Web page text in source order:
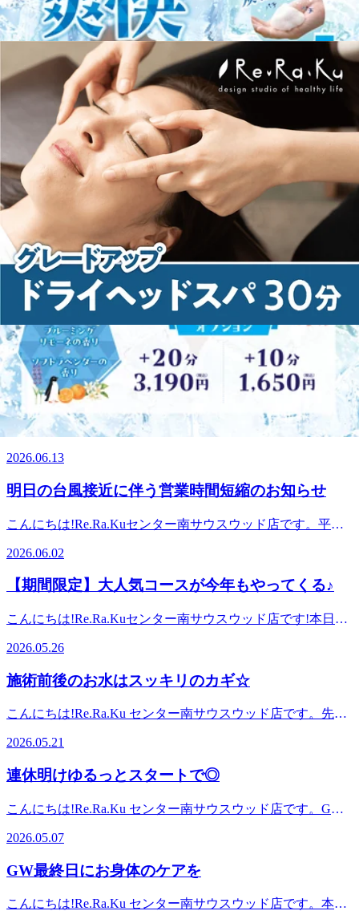
WEB予約する
電話予約する045-500-9336
最近のブログ
【7/30、7/31】営業時間変更のお知らせ
こんにちは。Re.Ra.Ku センター南サウスウッド店です。平
素より当店をご愛顧いただきありがとうございます。
7/30(木)、7/31(金)はスタッフの体調不良により、12:00からの
営業とさせていただくことになりました。皆様には大変ご迷
惑をおかけしますが、ご理解賜りますようお願い申し上げま
す。また、ご予約はネットから24時間承ることが可能です。
空き状況の確認と合わせてご利用ください。明日も皆様のご
来店を心よりお待ちしております。直近の予約状況は、土日
祝が特に人気です!平日も埋まりやすい時間帯はありますが
比較的空きがあります!※ご予約状況は変わることがありま
す。お気軽にお電話でお問い合わせください。リラクゼーシ
ョンスタジオマッサージ・整体ファンにも気持ちいいと大好
評!話題のオリジナル「肩甲骨ストレッチ付ボディケア」で
健康のための“予防”のボディケア始めませんか?≪アクセス
≫最寄駅:横浜市営地下鉄ブルーライン/グリーンライン セン
ター南駅センター北駅、あざみ野駅、中山駅、仲町台駅、日
吉駅からもアクセスしやすい!≪場所≫センター南駅1番出口
から徒歩1分!横浜市都筑区茅ケ崎中央6-1Southwood(サウスウ
2026.07.28
暑くなってきましたね～
こんにちは!Re.Ra.Kuセンター南サウスウッド店です!そろそ
ろ梅雨明けして夏に移りそうな暑さですね。蒸し暑くてうち
では常にエアコンつけっぱなしです～（電気代が怖いで
す…）ただ身体が冷えると血行不良になったりつりやすくな
ったりと不調が出やすくなるのでうまくエアコンを活用して
快適に過ごしていきたいところですね♪涼しいお部屋でじっ
としてると身体も固まりますので適度にストレッチや身体を
動かしてみてくださいね～～！本日も皆様のご来店をスタッ
フ一同心よりお待ちしております。直近の予約状況は、土日
祝が特に人気です!平日も埋まりやすい時間帯はありますが
比較的空きがあります!※ご予約状況は変わることがありま
す。お気軽にお電話でお問い合わせください。リラクゼーシ
ョンスタジオマッサージ・整体ファンにも気持ちいいと大好
評!話題のオリジナル「肩甲骨ストレッチ付ボディケア」で
≫最寄駅:横浜市営地下鉄ブルーライン/グリーンライン セン
吉駅からもアクセスしやすい!≪場所≫センター南駅1番出口
ッド)3Fお気軽にご来店ください。
2026.07.19
8/19(水)の営業時間について
Re.Ra.Kuセンター南サウスウッド店です。平素より当店をご
愛顧いただきありがとうございます。8/19(水)の営業時間を
下記の通りに変更させていただきます。10:00～21:00→10:00
～17:00皆様にご迷惑をおかけしますが、ご理解賜りますよ
うお願い申し上げます。また、ご予約はネットから24時間承
ることが可能です。空き状況の確認と合わせてご利用くださ
い。明日以降のご来店をスタッフ一同心よりお待ちしており
ます。直近の予約状況は、土日祝が特に人気です!平日も埋
予約状況は変わることがあります。お気軽にお電話でお問い
合わせください。リラクゼーションスタジオマッサージ・整
体ファンにも気持ちいいと大好評!話題のオリジナル「肩甲
ケア始めませんか?≪アクセス≫最寄駅:横浜市営地下鉄ブル
み野駅、中山駅、仲町台駅、日吉駅からもアクセスしやす
茅ケ崎中央6-1Southwood(サウスウッド)3Fお気軽にご来店く
2026.07.16
本格的な夏の前に身体メンテナンスしませんか？
こんにちは!Re.Ra.Kuセンター南サウスウッド店です!梅雨入
が続くと思うので、今のうちから身体のコンディションを整
えて過ごせるとよいですね♪最近は、エアコンがついている
ところもあるし、室内外の温度差で身体が冷えていません
くいといった不調につながることもあります。お疲れや不調
を感じる前からケアをすることがおススメです☆夏を快適に
過ごせるように、今から身体のケアを始めてみませんか？本
日も皆様のご来店をスタッフ一同心よりお待ちしておりま
す。直近の予約状況は、土日祝が特に人気です!平日も埋ま
りやすい時間帯はありますが比較的空きがあります!※ご予
わせください。リラクゼーションスタジオマッサージ・整体
ストレッチ付ボディケア」で健康のための“予防”のボディケ
ライン/グリーンライン センター南駅センター北駅、あざみ
≪場所≫センター南駅1番出口から徒歩1分!横浜市都筑区茅
ケ崎中央6-1Southwood(サウスウッド)3Fお気軽にご来店くだ
さい。
2026.06.13
明日の台風接近に伴う営業時間短縮のお知らせ
こんにちは!Re.Ra.Kuセンター南サウスウッド店です。平素
響により豪雨や強い風が予想されるため、お客様の安全を考
慮し明日6/3(水)の営業を12時からとさせていただくことにな
りました。また交通状況によってはさらに営業時間の変更が
が、どうかご理解賜りますようお願い申し上げます。また、
ご予約はネットから24時間承ることが可能です。空き状況の
フ一同心よりお待ちしております。Re.Ra.Kuで「健康のため
の予防ケア」を行いませんか?本日も皆様のご来店をスタッ
フ一同心よりお待ちしております。直近の予約状況は、土日
比較的空きがあります!※ご予約状況は変わることがありま
ョンスタジオマッサージ・整体ファンにも気持ちいいと大好
健康のための“予防”のボディケア始めませんか?≪アクセス
ター南駅センター北駅、あざみ野駅、中山駅、仲町台駅、日
吉駅からもアクセスしやすい!≪場所≫センター南駅1番出口
から徒歩1分!横浜市都筑区茅ケ崎中央6-1Southwood(サウスウ
ッド)3Fお気軽にご来店ください。
2026.06.02
【期間限定】大人気コースが今年もやってくる♪
こんにちは!Re.Ra.Kuセンター南サウスウッド店です!本日は
知らせです☆【爽快ヘッドスパ】-5℃の炭酸泡をつけて目や
頭周りをほぐします。炭酸泡を付けてほぐすことで血行促進
が期待され、泡を付けた瞬間からパチパチと音が鳴り、同時
ミングリモーネ、ソフトラベンダーからお選びいただけま
す。※単体利用不可本日も皆様のご来店をスタッフ一同心よ
気です!平日も埋まりやすい時間帯はありますが比較的空き
があります!※ご予約状況は変わることがあります。お気軽
にお電話でお問い合わせください。リラクゼーションスタジ
オリジナル「肩甲骨ストレッチ付ボディケア」で健康のため
浜市営地下鉄ブルーライン/グリーンライン センター南駅セ
アクセスしやすい!≪場所≫センター南駅1番出口から徒歩1
2026.05.26
施術前後のお水はスッキリのカギ☆
こんにちは!Re.Ra.Ku センター南サウスウッド店です。先
いの?」と聞かれました。皆様はなぜかご存じでしょうか?実
は、筋肉をほぐすと血流が良くなって酸素や、栄養、水分が
筋肉に届きやすくなったり、二酸化炭素、疲労物質などは身
は、水分量がかなり重要なんです!!水分が足りていないと流
しにくくなって、人によっては頭痛や身体のだるさがでてし
りやすく、せっかくリラックスしたのにもったいないんで
す!特に施術後は血流が変わっている身体が温まっているリ
ラックスしているからこそ30分以内くらいにはコップ1～2杯
2026.05.21
連休明けゆるっとスタートで◎
こんにちは!Re.Ra.Ku センター南サウスウッド店です。GW
連休後のお仕事はいつもより疲れやすいですよね、、朝早く
起きれただけで100点です!ご自身にはなまるをあげてくださ
い◎少し早めに帰ったり、ご褒美スイーツ買ったりしてご自
2026.05.07
GW最終日にお身体のケアを
こんにちは!Re.Ra.Ku センター南サウスウッド店です。本日